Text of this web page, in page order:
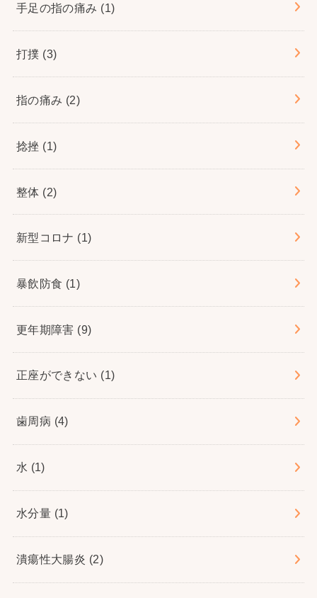
手足の指の痛み (1)
打撲 (3)
指の痛み (2)
捻挫 (1)
整体 (2)
新型コロナ (1)
暴飲防食 (1)
更年期障害 (9)
正座ができない (1)
歯周病 (4)
水 (1)
水分量 (1)
潰瘍性大腸炎 (2)